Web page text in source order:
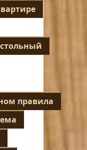
правила